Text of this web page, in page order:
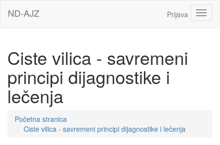
ND-AJZ Prijava
Ciste vilica - savremeni
principi dijagnostike i
lečenja
Početna stranica
Ciste vilica - savremeni principi dijagnostike i lečenja